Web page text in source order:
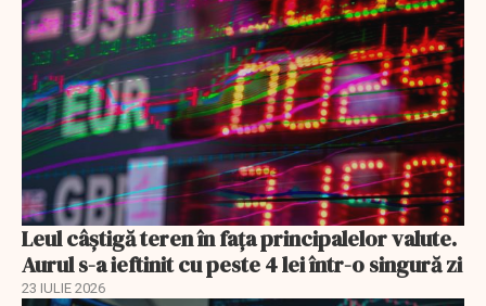
Leul câștigă teren în fața principalelor valute.
Aurul s-a ieftinit cu peste 4 lei într-o singură zi
23 IULIE 2026